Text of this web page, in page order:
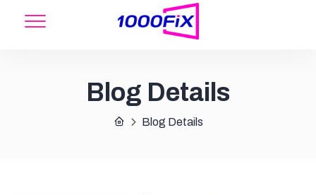
Blog Details
Blog Details